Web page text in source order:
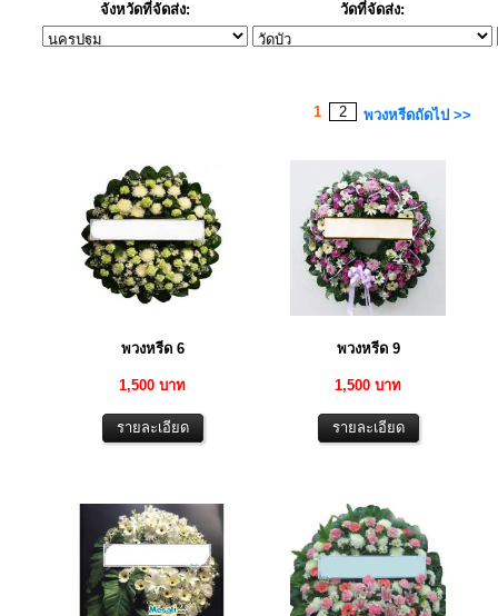
จังหวัดที่จัดส่ง: วัดที่จัดส่ง:
1 2 พวงหรีดถัดไป >>
พวงหรีด 6
1,500 บาท
พวงหรีด 9
1,500 บาท